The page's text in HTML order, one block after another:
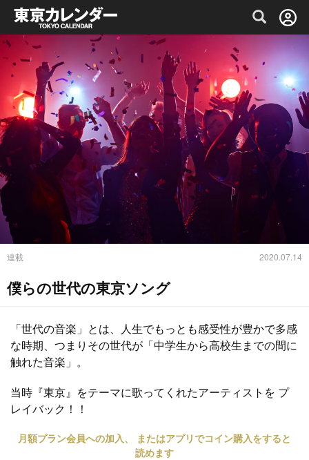
グルメ情報・プレミアムレストラン予約
連載 2020.07.14
僕らの世代の東京ソング
「世代の音楽」とは、人生でもっとも感受性が豊かで多感
な時期、つまりその世代が「中学生から高校生までの間に
触れた音楽」。
当時『東京』をテーマに歌ってくれたアーティストを プ
レイバック！！
月額プラン会員への加入、 またはアプリでコイン購入をすると
読めます